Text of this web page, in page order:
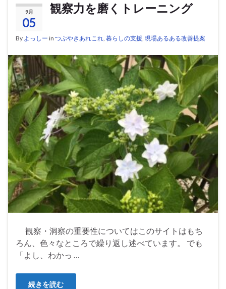
9月
05
観察力を磨くトレーニング
By よっしー in つぶやきあれこれ 暮らしの支援 現場あるある改善提案
観察・洞察の重要性についてはこのサイトはもち
ろん、色々なところで繰り返し述べています。 でも
「よし、わかっ …
続きを読む